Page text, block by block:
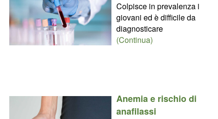
Colpisce in prevalenza i
giovani ed è difficile da
diagnosticare
(Continua)
Anemia e rischio di
anafilassi